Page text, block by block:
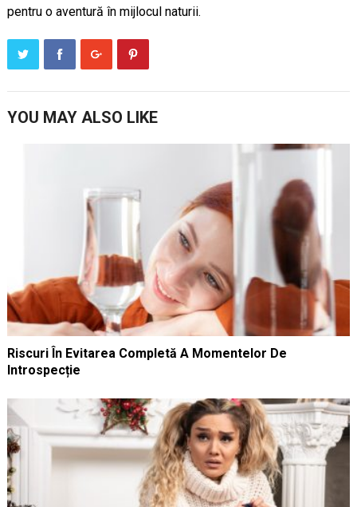
pentru o aventură în mijlocul naturii.
YOU MAY ALSO LIKE
Riscuri În Evitarea Completă A Momentelor De
Introspecție